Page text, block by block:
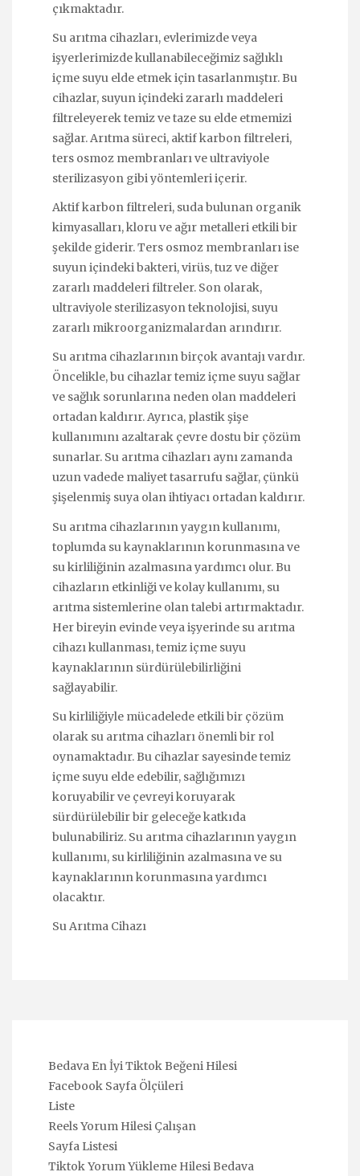
çıkmaktadır.
Su arıtma cihazları, evlerimizde veya
işyerlerimizde kullanabileceğimiz sağlıklı
içme suyu elde etmek için tasarlanmıştır. Bu
cihazlar, suyun içindeki zararlı maddeleri
filtreleyerek temiz ve taze su elde etmemizi
sağlar. Arıtma süreci, aktif karbon filtreleri,
ters osmoz membranları ve ultraviyole
sterilizasyon gibi yöntemleri içerir.
Aktif karbon filtreleri, suda bulunan organik
kimyasalları, kloru ve ağır metalleri etkili bir
şekilde giderir. Ters osmoz membranları ise
suyun içindeki bakteri, virüs, tuz ve diğer
zararlı maddeleri filtreler. Son olarak,
ultraviyole sterilizasyon teknolojisi, suyu
zararlı mikroorganizmalardan arındırır.
Su arıtma cihazlarının birçok avantajı vardır.
Öncelikle, bu cihazlar temiz içme suyu sağlar
ve sağlık sorunlarına neden olan maddeleri
ortadan kaldırır. Ayrıca, plastik şişe
kullanımını azaltarak çevre dostu bir çözüm
sunarlar. Su arıtma cihazları aynı zamanda
uzun vadede maliyet tasarrufu sağlar, çünkü
şişelenmiş suya olan ihtiyacı ortadan kaldırır.
Su arıtma cihazlarının yaygın kullanımı,
toplumda su kaynaklarının korunmasına ve
su kirliliğinin azalmasına yardımcı olur. Bu
cihazların etkinliği ve kolay kullanımı, su
arıtma sistemlerine olan talebi artırmaktadır.
Her bireyin evinde veya işyerinde su arıtma
cihazı kullanması, temiz içme suyu
kaynaklarının sürdürülebilirliğini
sağlayabilir.
Su kirliliğiyle mücadelede etkili bir çözüm
olarak su arıtma cihazları önemli bir rol
oynamaktadır. Bu cihazlar sayesinde temiz
içme suyu elde edebilir, sağlığımızı
koruyabilir ve çevreyi koruyarak
sürdürülebilir bir geleceğe katkıda
bulunabiliriz. Su arıtma cihazlarının yaygın
kullanımı, su kirliliğinin azalmasına ve su
kaynaklarının korunmasına yardımcı
olacaktır.
Su Arıtma Cihazı
Bedava En İyi Tiktok Beğeni Hilesi
Facebook Sayfa Ölçüleri
Liste
Reels Yorum Hilesi Çalışan
Sayfa Listesi
Tiktok Yorum Yükleme Hilesi Bedava